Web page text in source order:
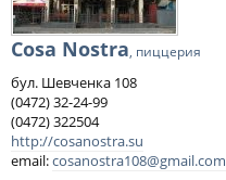
Cosa Nostra, пиццерия
бул. Шевченка 108
(0472) 32-24-99
(0472) 322504
http://cosanostra.su
email:cosanostra108@gmail.com